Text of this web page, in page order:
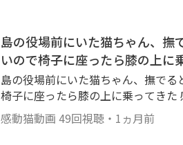
andounekodouga Facebook：
ikTok：
ャンネルの猫達🐈
索ぶらり散歩を中心に、猫島等も
ラ、ブチ猫、黒ブチ、白ブチ、サバ
大集合！ ゴロゴロ、ナデナデ、ゴ
ん・子猫ちゃんがいっぱいモフられ
ゴロ喉を鳴らす、膝の上に乗ってく
島の役場前にいた猫ちゃん、撫
いので椅子に座ったら膝の上に
島の役場前にいた猫ちゃん、撫で
椅子に座ったら膝の上に乗ってきた 感動猫動画×無料動画サイトGoody!TV
感動猫動画Goody!TVチャンネルで
称して昔の感動猫動画の再アップロ
感動猫動画 49回視聴 ・ 1ヵ月前